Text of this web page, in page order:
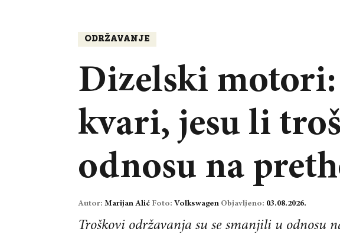
ODRŽAVANJE
Dizelski motori:
kvari, jesu li
odnosu na
Autor: Marijan Alić Foto: Volkswagen Objavljeno: 03.08.2026.
Troškovi održavanja su se smanjili u odnosu